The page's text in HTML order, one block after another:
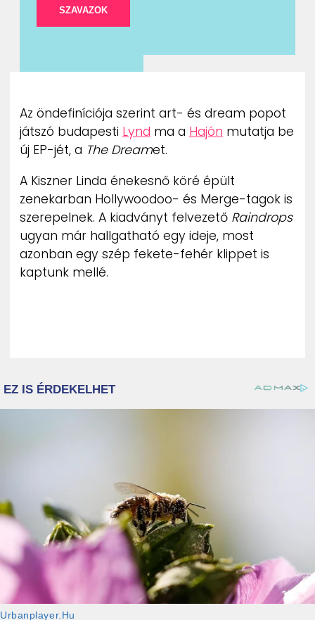
Az öndefiníciója szerint art- és dream popot
játszó budapesti Lynd ma a Hajón mutatja be
új EP-jét, a The Dreamet.
A Kiszner Linda énekesnő köré épült
zenekarban Hollywoodoo- és Merge-tagok is
szerepelnek. A kiadványt felvezető Raindrops
ugyan már hallgatható egy ideje, most
azonban egy szép fekete-fehér klippet is
kaptunk mellé.